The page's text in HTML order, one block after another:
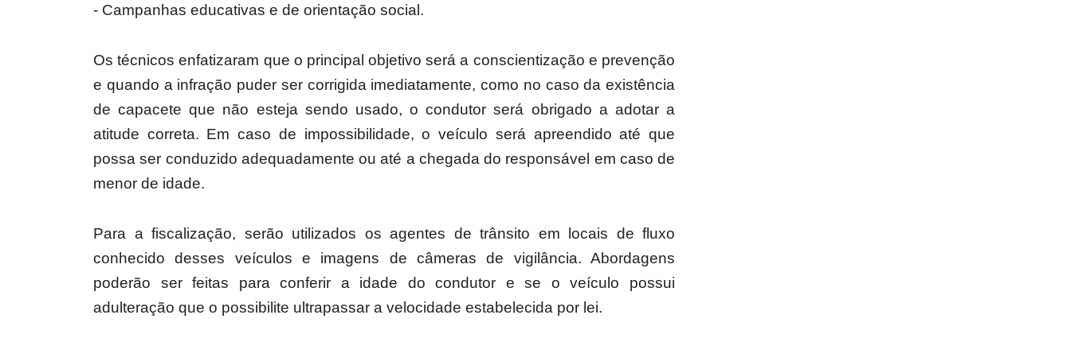
- Campanhas educativas e de orientação social.
Os técnicos enfatizaram que o principal objetivo será a conscientização e prevenção
e quando a infração puder ser corrigida imediatamente, como no caso da existência
de capacete que não esteja sendo usado, o condutor será obrigado a adotar a
atitude correta. Em caso de impossibilidade, o veículo será apreendido até que
possa ser conduzido adequadamente ou até a chegada do responsável em caso de
menor de idade.
Para a fiscalização, serão utilizados os agentes de trânsito em locais de fluxo
conhecido desses veículos e imagens de câmeras de vigilância. Abordagens
poderão ser feitas para conferir a idade do condutor e se o veículo possui
adulteração que o possibilite ultrapassar a velocidade estabelecida por lei.